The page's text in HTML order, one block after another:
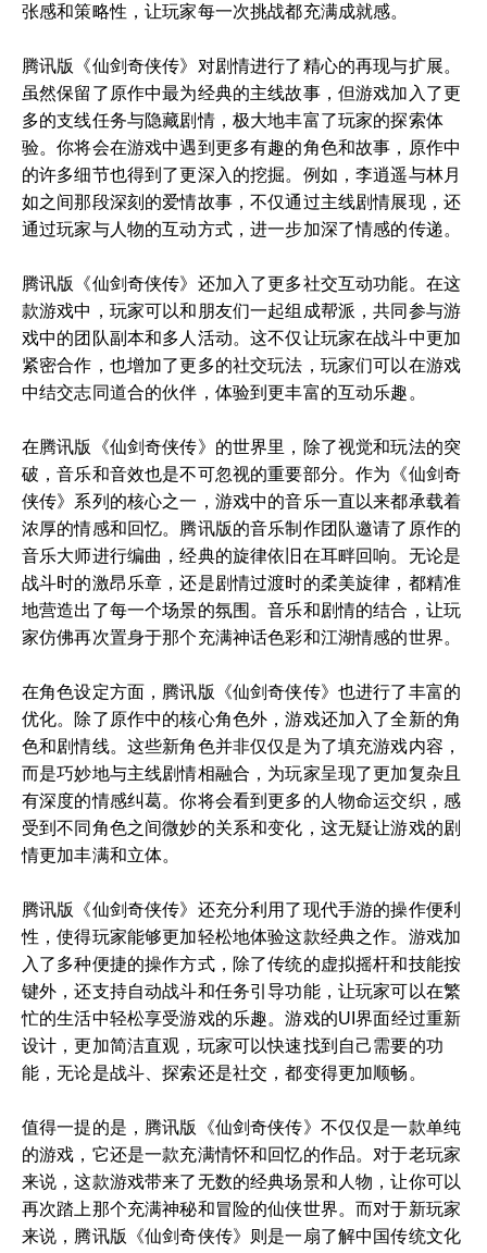
张感和策略性，让玩家每一次挑战都充满成就感。
腾讯版《仙剑奇侠传》对剧情进行了精心的再现与扩展。
虽然保留了原作中最为经典的主线故事，但游戏加入了更
多的支线任务与隐藏剧情，极大地丰富了玩家的探索体
验。你将会在游戏中遇到更多有趣的角色和故事，原作中
的许多细节也得到了更深入的挖掘。例如，李逍遥与林月
如之间那段深刻的爱情故事，不仅通过主线剧情展现，还
通过玩家与人物的互动方式，进一步加深了情感的传递。
腾讯版《仙剑奇侠传》还加入了更多社交互动功能。在这
款游戏中，玩家可以和朋友们一起组成帮派，共同参与游
戏中的团队副本和多人活动。这不仅让玩家在战斗中更加
紧密合作，也增加了更多的社交玩法，玩家们可以在游戏
中结交志同道合的伙伴，体验到更丰富的互动乐趣。
在腾讯版《仙剑奇侠传》的世界里，除了视觉和玩法的突
破，音乐和音效也是不可忽视的重要部分。作为《仙剑奇
侠传》系列的核心之一，游戏中的音乐一直以来都承载着
浓厚的情感和回忆。腾讯版的音乐制作团队邀请了原作的
音乐大师进行编曲，经典的旋律依旧在耳畔回响。无论是
战斗时的激昂乐章，还是剧情过渡时的柔美旋律，都精准
地营造出了每一个场景的氛围。音乐和剧情的结合，让玩
家仿佛再次置身于那个充满神话色彩和江湖情感的世界。
在角色设定方面，腾讯版《仙剑奇侠传》也进行了丰富的
优化。除了原作中的核心角色外，游戏还加入了全新的角
色和剧情线。这些新角色并非仅仅是为了填充游戏内容，
而是巧妙地与主线剧情相融合，为玩家呈现了更加复杂且
有深度的情感纠葛。你将会看到更多的人物命运交织，感
受到不同角色之间微妙的关系和变化，这无疑让游戏的剧
情更加丰满和立体。
腾讯版《仙剑奇侠传》还充分利用了现代手游的操作便利
性，使得玩家能够更加轻松地体验这款经典之作。游戏加
入了多种便捷的操作方式，除了传统的虚拟摇杆和技能按
键外，还支持自动战斗和任务引导功能，让玩家可以在繁
忙的生活中轻松享受游戏的乐趣。游戏的UI界面经过重新
设计，更加简洁直观，玩家可以快速找到自己需要的功
能，无论是战斗、探索还是社交，都变得更加顺畅。
值得一提的是，腾讯版《仙剑奇侠传》不仅仅是一款单纯
的游戏，它还是一款充满情怀和回忆的作品。对于老玩家
来说，这款游戏带来了无数的经典场景和人物，让你可以
再次踏上那个充满神秘和冒险的仙侠世界。而对于新玩家
来说，腾讯版《仙剑奇侠传》则是一扇了解中国传统文化